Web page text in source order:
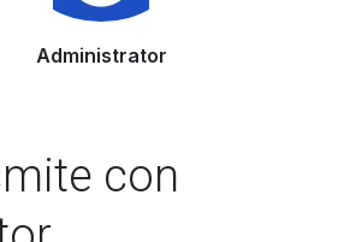
Administrator
con